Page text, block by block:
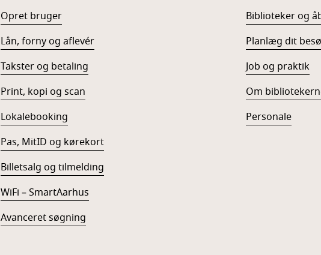
Opret bruger
Lån, forny og aflevér
Takster og betaling
Print, kopi og scan
Lokalebooking
Pas, MitID og kørekort
Billetsalg og tilmelding
WiFi – SmartAarhus
Avanceret søgning
Biblioteker og
Planlæg dit
Job og praktik
Om
Personale